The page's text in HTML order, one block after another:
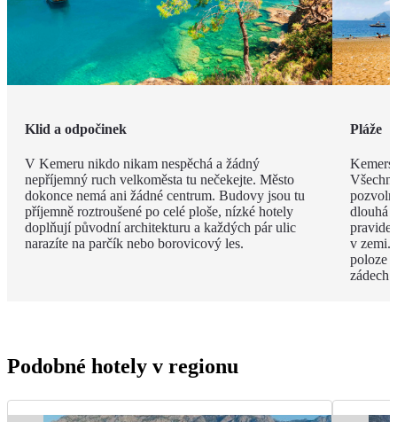
Klid a odpočinek
V Kemeru nikdo nikam nespěchá a žádný
nepříjemný ruch velkoměsta tu nečekejte. Město
dokonce nemá ani žádné centrum. Budovy jsou tu
příjemně roztroušené po celé ploše, nízké hotely
doplňují původní architekturu a každých pár ulic
narazíte na parčík nebo borovicový les.
Pláže
dlouhá
v zemi.
poloze
zádech.
Podobné hotely v regionu